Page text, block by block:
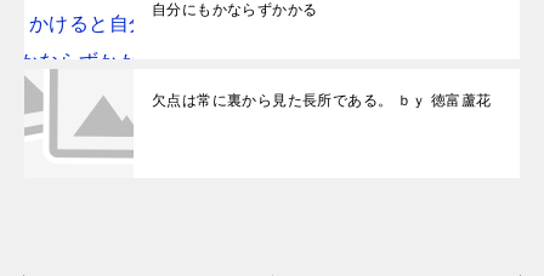
自分にもかならずかかる
欠点は常に裏から見た長所である。 ｂｙ 徳富蘆花